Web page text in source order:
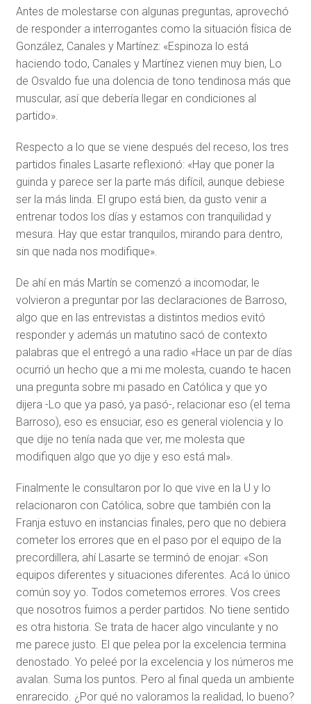
Antes de molestarse con algunas preguntas, aprovechó
de responder a interrogantes como la situación física de
González, Canales y Martínez: «Espinoza lo está
haciendo todo, Canales y Martínez vienen muy bien, Lo
de Osvaldo fue una dolencia de tono tendinosa más que
muscular, así que debería llegar en condiciones al
partido».
Respecto a lo que se viene después del receso, los tres
partidos finales Lasarte reflexionó: «Hay que poner la
guinda y parece ser la parte más difícil, aunque debiese
ser la más linda. El grupo está bien, da gusto venir a
entrenar todos los días y estamos con tranquilidad y
mesura. Hay que estar tranquilos, mirando para dentro,
sin que nada nos modifique».
De ahí en más Martín se comenzó a incomodar, le
volvieron a preguntar por las declaraciones de Barroso,
algo que en las entrevistas a distintos medios evitó
responder y además un matutino sacó de contexto
palabras que el entregó a una radio «Hace un par de días
ocurrió un hecho que a mi me molesta, cuando te hacen
una pregunta sobre mi pasado en Católica y que yo
dijera -Lo que ya pasó, ya pasó-, relacionar eso (el tema
Barroso), eso es ensuciar, eso es general violencia y lo
que dije no tenía nada que ver, me molesta que
modifiquen algo que yo dije y eso está mal».
Finalmente le consultaron por lo que vive en la U y lo
relacionaron con Católica, sobre que también con la
Franja estuvo en instancias finales, pero que no debiera
cometer los errores que en el paso por el equipo de la
precordillera, ahí Lasarte se terminó de enojar: «Son
equipos diferentes y situaciones diferentes. Acá lo único
común soy yo. Todos cometemos errores. Vos crees
que nosotros fuimos a perder partidos. No tiene sentido
es otra historia. Se trata de hacer algo vinculante y no
me parece justo. El que pelea por la excelencia termina
denostado. Yo peleé por la excelencia y los números me
avalan. Suma los puntos. Pero al final queda un ambiente
enrarecido. ¿Por qué no valoramos la realidad, lo bueno?